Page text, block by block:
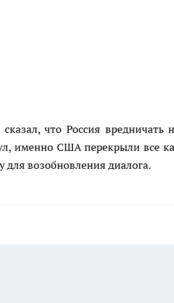
что Россия вредничать
именно США перекрыли все
для возобновления диалога.